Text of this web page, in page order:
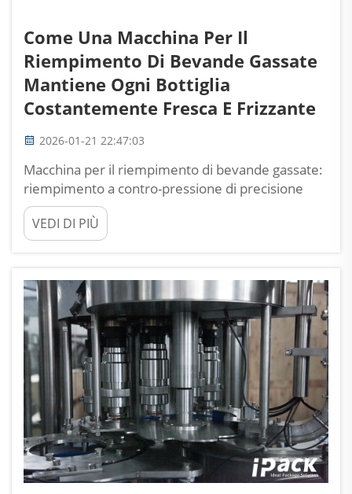
Come Una Macchina Per Il
Riempimento Di Bevande Gassate
Mantiene Ogni Bottiglia
Costantemente Fresca E Frizzante
2026-01-21 22:47:03
Macchina per il riempimento di bevande gassate:
riempimento a contro-pressione di precisione
come fondamento della ritenzione della CO2.
Fisica della solubilità della CO2 e perché
l’abbinamento in tempo reale della pressione è
quantità di CO2 che si scioglie in...
VEDI DI PIÙ